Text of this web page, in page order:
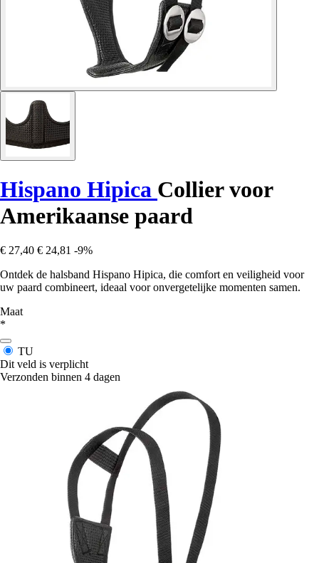
Hispano Hipica Collier voor
Amerikaanse paard
€ 27,40 € 24,81 -9%
Ontdek de halsband Hispano Hipica, die comfort en veiligheid voor
uw paard combineert, ideaal voor onvergetelijke momenten samen.
Maat
*
TU
Dit veld is verplicht
Verzonden binnen 4 dagen